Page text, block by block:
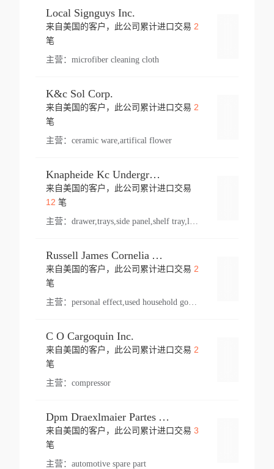
Local Signguys Inc.
来自美国的客户，此公司累计进口交易 2
笔
主营： microfiber cleaning cloth
K&c Sol Corp.
来自美国的客户，此公司累计进口交易 2
笔
主营： ceramic ware,artifical flower
Knapheide Kc Underground
来自美国的客户，此公司累计进口交易
12 笔
主营：
Russell James Cornelia Arlington Va
来自美国的客户，此公司累计进口交易 2
笔
主营： personal effect,used household goods
C O Cargoquin Inc.
来自美国的客户，此公司累计进口交易 2
笔
主营： compressor
Dpm Draexlmaier Partes Automotrices Corr Ind Huejotzingo
来自美国的客户，此公司累计进口交易 3
笔
主营： automotive spare part